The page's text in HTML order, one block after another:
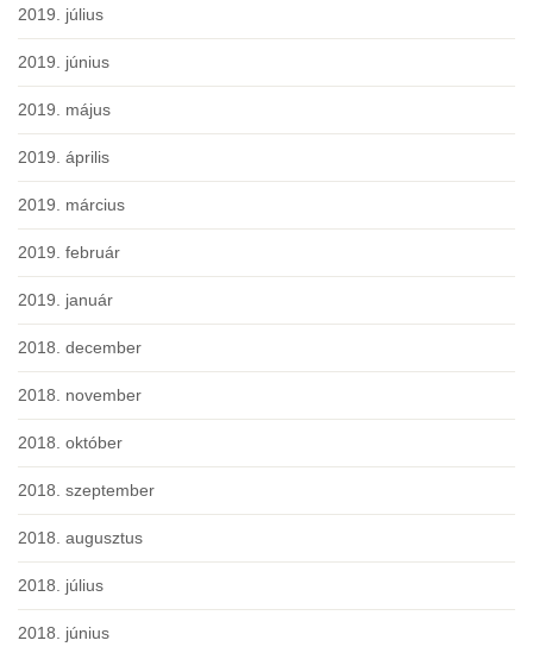
2019. július
2019. június
2019. május
2019. április
2019. március
2019. február
2019. január
2018. december
2018. november
2018. október
2018. szeptember
2018. augusztus
2018. július
2018. június